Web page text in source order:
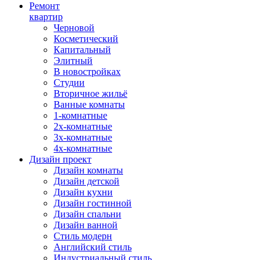
Ремонт
квартир
Черновой
Косметический
Капитальный
Элитный
В новостройках
Студии
Вторичное жильё
Ванные комнаты
1-комнатные
2х-комнатные
3х-комнатные
4х-комнатные
Дизайн проект
Дизайн комнаты
Дизайн детской
Дизайн кухни
Дизайн гостинной
Дизайн спальни
Дизайн ванной
Стиль модерн
Английский стиль